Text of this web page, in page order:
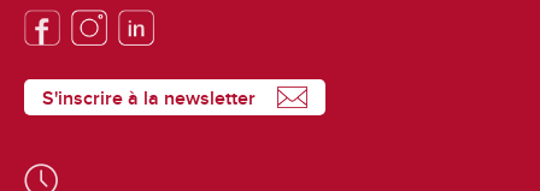
S'inscrire à la newsletter